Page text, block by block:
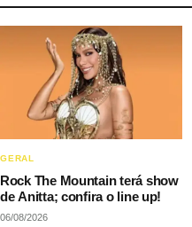
GERAL
Rock The Mountain terá show
de Anitta; confira o line up!
06/08/2026